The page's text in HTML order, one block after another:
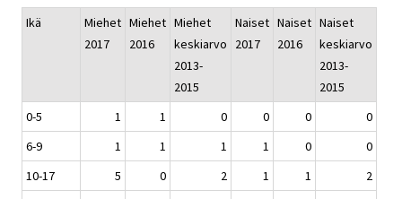
Ikä
Miehet
2017
Miehet
2016
Miehet
keskiarvo
2013-
2015
Naiset
2017
Naiset
2016
Naiset
keskiarvo
2013-
2015
0-5
1 1 0 0 0
0
6-9
1 1 1 1 0
0
10-17
5 0 2 1 1
2